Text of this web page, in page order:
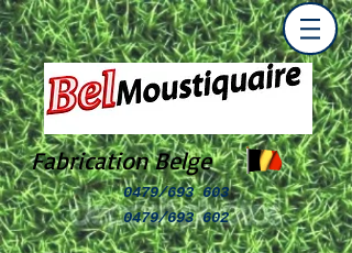
Fabrication Belge
0479/693 603
0479/693 602